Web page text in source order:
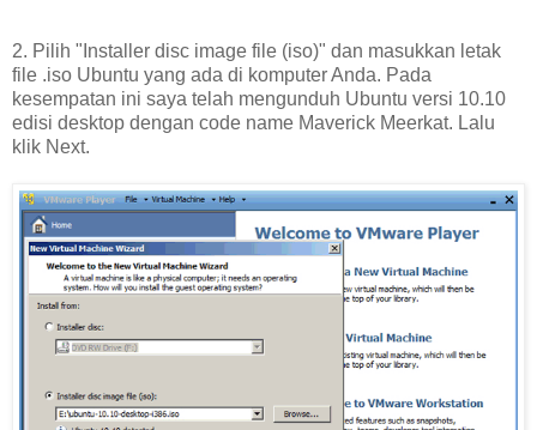
2. Pilih "Installer disc image file (iso)" dan masukkan letak
file .iso Ubuntu yang ada di komputer Anda. Pada
kesempatan ini saya telah mengunduh Ubuntu versi 10.10
edisi desktop dengan code name Maverick Meerkat. Lalu
klik Next.